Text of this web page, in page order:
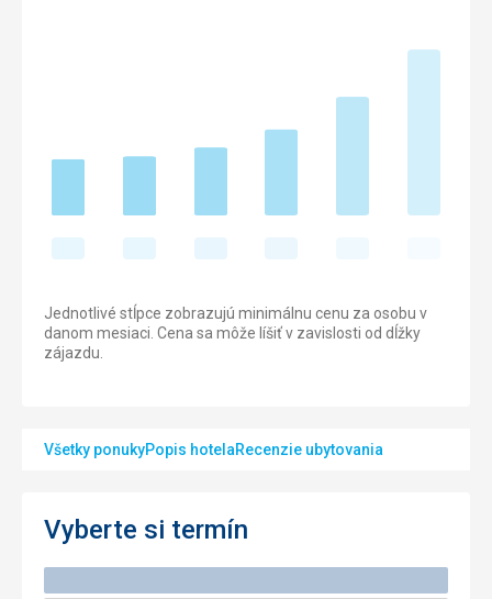
Jednotlivé stĺpce zobrazujú minimálnu cenu za osobu v
danom mesiaci. Cena sa môže líšiť v zavislosti od dĺžky
zájazdu.
Všetky ponukyPopis hotelaRecenzie ubytovania
Vyberte si termín